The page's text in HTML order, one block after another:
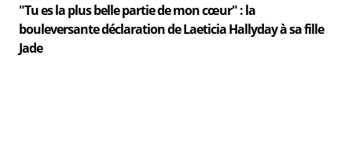
"Tu es la plus belle partie de mon cœur" : la
bouleversante déclaration de Laeticia Hallyday à sa fille
Jade